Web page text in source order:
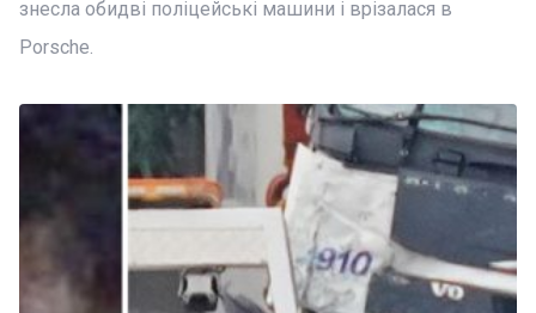
знесла обидві поліцейські машини і врізалася в
Porsche.